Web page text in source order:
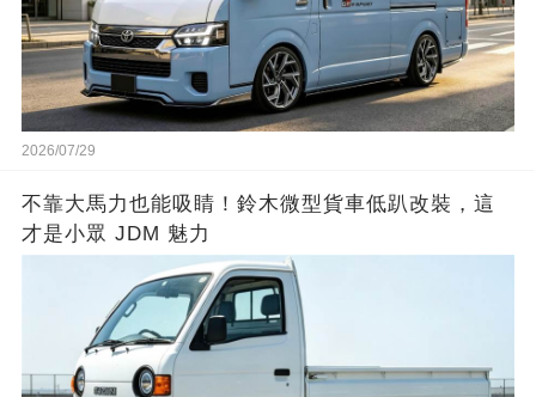
2026/07/29
不靠大馬力也能吸睛！鈴木微型貨車低趴改裝，這
才是小眾 JDM 魅力